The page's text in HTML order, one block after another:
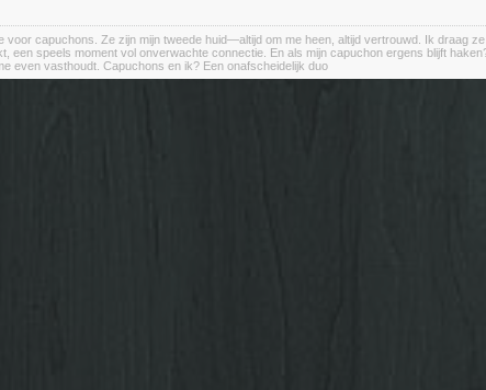
capuchons. Ze zijn mijn tweede huid—altijd om me heen, altijd vertrouwd. Ik draag ze
een speels moment vol onverwachte connectie. En als mijn capuchon ergens blijft
even vasthoudt. Capuchons en ik? Een onafscheidelijk duo